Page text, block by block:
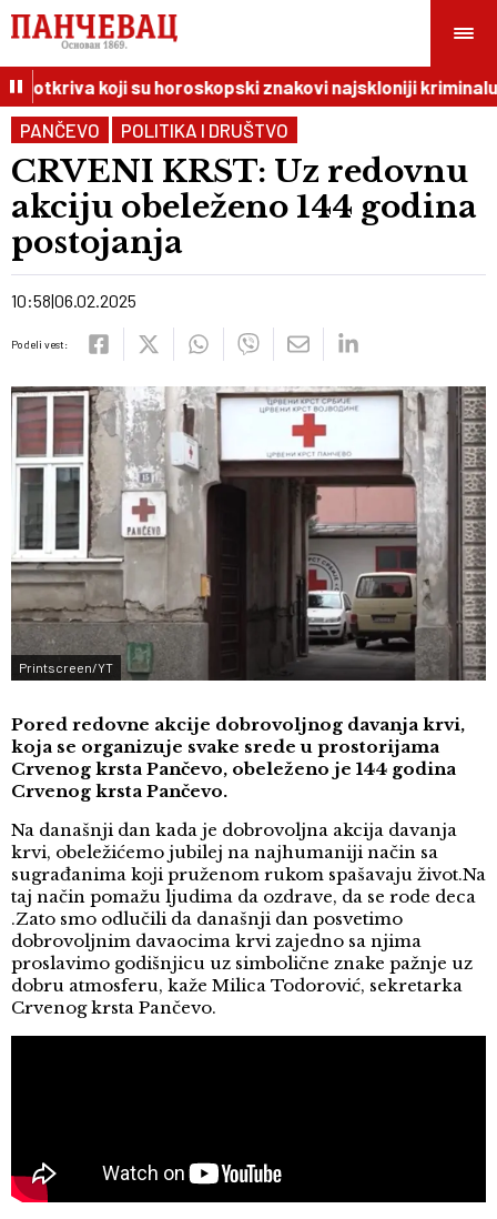
otkriva koji su horoskopski znakovi najskloniji kriminalu
PANČEVO
POLITIKA I DRUŠTVO
CRVENI KRST: Uz redovnu
akciju obeleženo 144 godina
postojanja
10:58 06.02.2025
Podeli vest:
Printscreen/YT
Pored redovne akcije dobrovoljnog davanja krvi,
koja se organizuje svake srede u prostorijama
Crvenog krsta Pančevo, obeleženo je 144 godina
Crvenog krsta Pančevo.
Na današnji dan kada je dobrovoljna akcija davanja
krvi, obeležićemo jubilej na najhumaniji način sa
sugrađanima koji pruženom rukom spašavaju život.Na
taj način pomažu ljudima da ozdrave, da se rode deca
.Zato smo odlučili da današnji dan posvetimo
dobrovoljnim davaocima krvi zajedno sa njima
proslavimo godišnjicu uz simbolične znake pažnje uz
dobru atmosferu, kaže Milica Todorović, sekretarka
Crvenog krsta Pančevo.